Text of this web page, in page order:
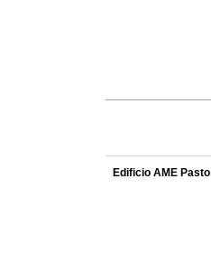
Edificio AME Pasto